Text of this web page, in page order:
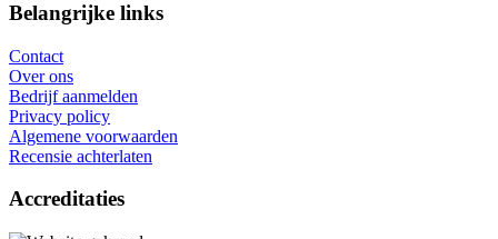
Belangrijke links
Contact
Over ons
Bedrijf aanmelden
Privacy policy
Algemene voorwaarden
Recensie achterlaten
Accreditaties